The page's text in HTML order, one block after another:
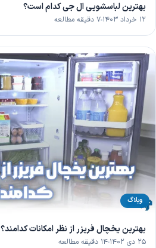
بهترین لباسشویی ال جی کدام است؟
۱۲ خرداد ۱۴۰۳ ۷ دقیقه مطالعه
وبلاگ
بهترین یخچال فریزر از نظر امکانات کدامند؟
۲۵ دی ۱۴۰۲ ۱۴ دقیقه مطالعه